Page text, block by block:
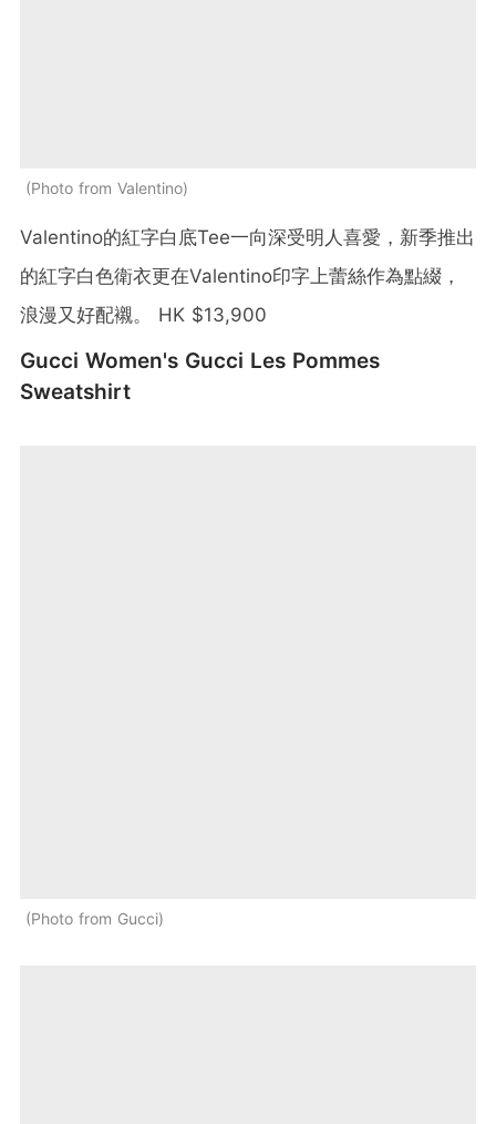
Photo from Valentino
Valentino的紅字白底Tee一向深受明人喜愛，新季推出
的紅字白色衛衣更在Valentino印字上蕾絲作為點綴，
浪漫又好配襯。 HK $13,900
Gucci Women's Gucci Les Pommes
Sweatshirt
Photo from Gucci